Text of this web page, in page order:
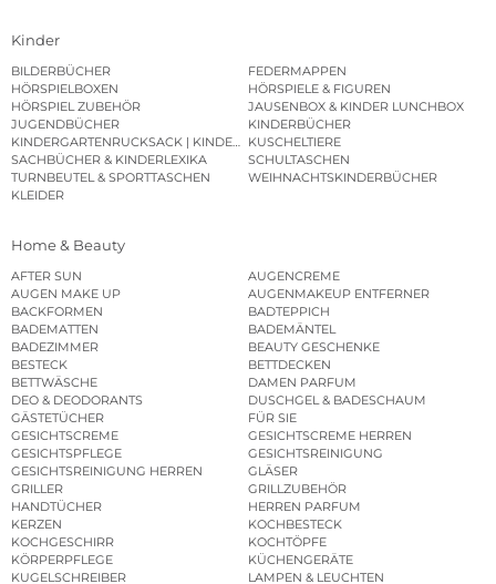
Kinder
BILDERBÜCHER
FEDERMAPPEN
HÖRSPIELBOXEN
HÖRSPIELE & FIGUREN
HÖRSPIEL ZUBEHÖR
JAUSENBOX & KINDER LUNCHBOX
JUGENDBÜCHER
KINDERBÜCHER
KINDERGARTENRUCKSACK | KINDERGARTENBEUTEL
KUSCHELTIERE
SACHBÜCHER & KINDERLEXIKA
SCHULTASCHEN
TURNBEUTEL & SPORTTASCHEN
WEIHNACHTSKINDERBÜCHER
KLEIDER
Home & Beauty
AFTER SUN
AUGENCREME
AUGEN MAKE UP
AUGENMAKEUP ENTFERNER
BACKFORMEN
BADTEPPICH
BADEMATTEN
BADEMÄNTEL
BADEZIMMER
BEAUTY GESCHENKE
BESTECK
BETTDECKEN
BETTWÄSCHE
DAMEN PARFUM
DEO & DEODORANTS
DUSCHGEL & BADESCHAUM
GÄSTETÜCHER
FÜR SIE
GESICHTSCREME
GESICHTSCREME HERREN
GESICHTSPFLEGE
GESICHTSREINIGUNG
GESICHTSREINIGUNG HERREN
GLÄSER
GRILLER
GRILLZUBEHÖR
HANDTÜCHER
HERREN PARFUM
KERZEN
KOCHBESTECK
KOCHGESCHIRR
KOCHTÖPFE
KÖRPERPFLEGE
KÜCHENGERÄTE
KUGELSCHREIBER
LAMPEN & LEUCHTEN